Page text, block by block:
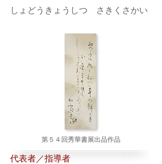
しょどうきょうしつ さきくさかい
第５４回秀華書展出品作品
代表者／指導者